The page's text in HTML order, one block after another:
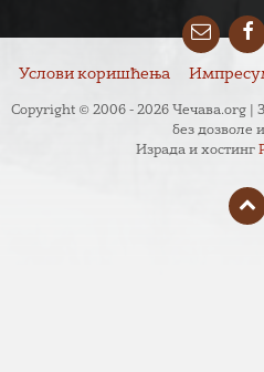
Email
Услови коришћења
Copyright © 2006 - 2026 Чечава.org |
без дозволе
Израда и хостинг